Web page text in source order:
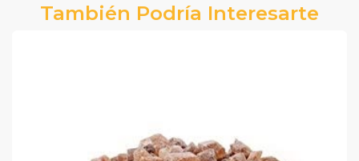
También Podría Interesarte